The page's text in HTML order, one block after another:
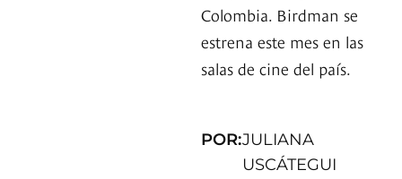
Colombia. Birdman se
estrena este mes en las
salas de cine del país.
POR:JULIANA
USCÁTEGUI